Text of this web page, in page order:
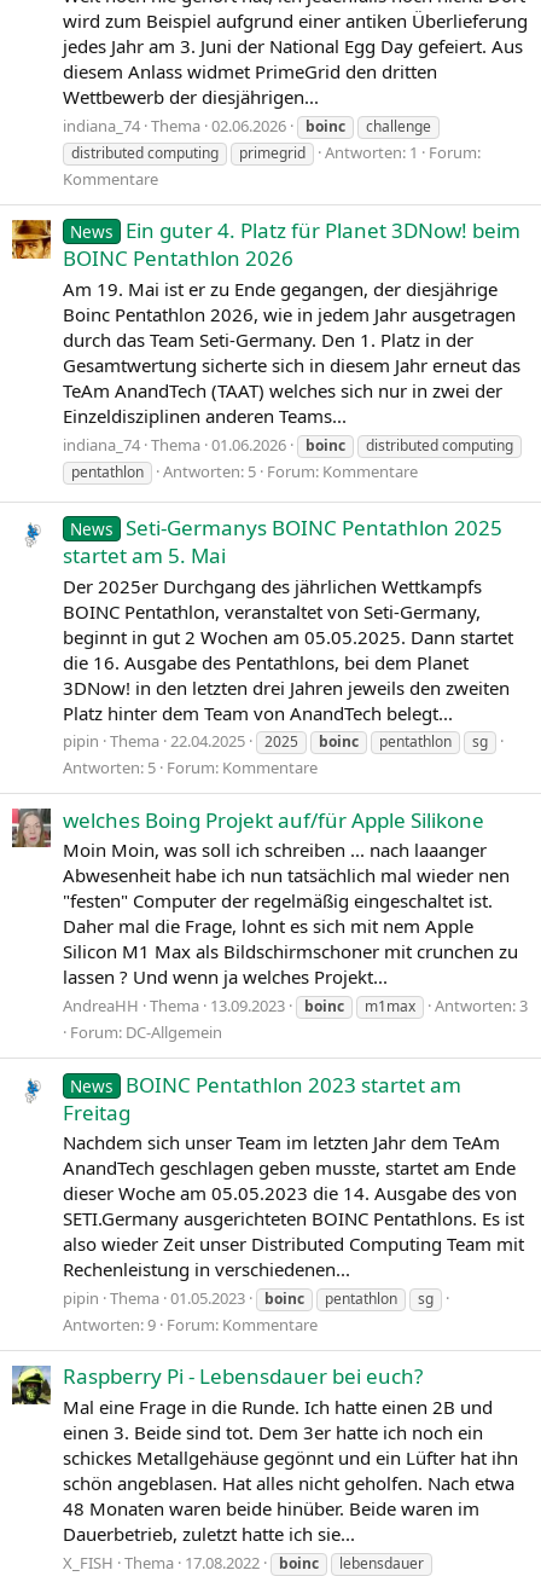
wird zum Beispiel aufgrund einer antiken Überlieferung
jedes Jahr am 3. Juni der National Egg Day gefeiert. Aus
diesem Anlass widmet PrimeGrid den dritten
Wettbewerb der diesjährigen...
indiana_74 Thema 02.06.2026 boinc
challenge
distributed computing
primegrid Antworten: 1
Forum:
Kommentare
News
Ein guter 4. Platz für Planet 3DNow! beim
BOINC Pentathlon 2026
Am 19. Mai ist er zu Ende gegangen, der diesjährige
Boinc Pentathlon 2026, wie in jedem Jahr ausgetragen
durch das Team Seti-Germany. Den 1. Platz in der
Gesamtwertung sicherte sich in diesem Jahr erneut das
TeAm AnandTech (TAAT) welches sich nur in zwei der
Einzeldisziplinen anderen Teams...
indiana_74 Thema 01.06.2026 boinc
distributed computing
pentathlon
Antworten: 5 Forum: Kommentare
News Seti-Germanys BOINC Pentathlon 2025
startet am 5. Mai
Der 2025er Durchgang des jährlichen Wettkampfs
BOINC Pentathlon, veranstaltet von Seti-Germany,
beginnt in gut 2 Wochen am 05.05.2025. Dann startet
die 16. Ausgabe des Pentathlons, bei dem Planet
3DNow! in den letzten drei Jahren jeweils den zweiten
Platz hinter dem Team von AnandTech belegt...
pipin Thema 22.04.2025 2025 boinc pentathlon sg
Antworten: 5 Forum: Kommentare
welches Boing Projekt auf/für Apple Silikone
Moin Moin, was soll ich schreiben ... nach laaanger
Abwesenheit habe ich nun tatsächlich mal wieder nen
"festen" Computer der regelmäßig eingeschaltet ist.
Daher mal die Frage, lohnt es sich mit nem Apple
Silicon M1 Max als Bildschirmschoner mit crunchen zu
lassen ? Und wenn ja welches Projekt...
AndreaHH Thema 13.09.2023 boinc m1max
Antworten: 3
Forum: DC-Allgemein
News
BOINC Pentathlon 2023 startet am
Freitag
Nachdem sich unser Team im letzten Jahr dem TeAm
AnandTech geschlagen geben musste, startet am Ende
dieser Woche am 05.05.2023 die 14. Ausgabe des von
SETI.Germany ausgerichteten BOINC Pentathlons. Es ist
also wieder Zeit unser Distributed Computing Team mit
Rechenleistung in verschiedenen...
pipin Thema 01.05.2023 boinc pentathlon sg
Antworten: 9 Forum: Kommentare
Raspberry Pi - Lebensdauer bei euch?
Mal eine Frage in die Runde. Ich hatte einen 2B und
einen 3. Beide sind tot. Dem 3er hatte ich noch ein
schickes Metallgehäuse gegönnt und ein Lüfter hat ihn
schön angeblasen. Hat alles nicht geholfen. Nach etwa
48 Monaten waren beide hinüber. Beide waren im
Dauerbetrieb, zuletzt hatte ich sie...
X_FISH Thema 17.08.2022 boinc
lebensdauer